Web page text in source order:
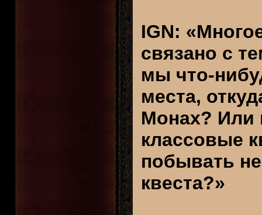
IGN:
связано с
мы что-
места,
Монах? Или
классовые
побывать
квеста?»